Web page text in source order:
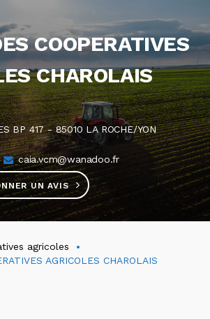
COOPERATIVES
CHAROLAIS
BP 417 - 85010 LA ROCHE/YON
caia.vcm@wanadoo.fr
UN AVIS
agricoles
AGRICOLES CHAROLAIS